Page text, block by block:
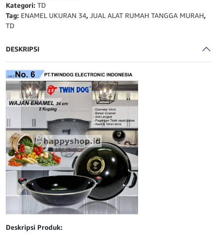
Kategori: TD
Tag: ENAMEL UKURAN 34, JUAL ALAT RUMAH TANGGA MURAH,
TD
DESKRIPSI
Deskripsi Produk: